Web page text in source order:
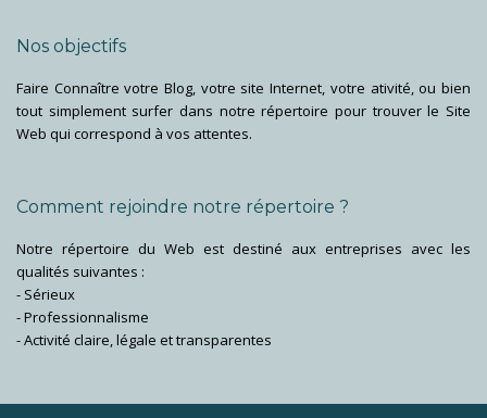
Nos objectifs
Faire Connaître votre Blog, votre site Internet, votre ativité, ou bien
tout simplement surfer dans notre répertoire pour trouver le Site
Web qui correspond à vos attentes.
Comment rejoindre notre répertoire ?
Notre répertoire du Web est destiné aux entreprises avec les
qualités suivantes :
- Sérieux
- Professionnalisme
- Activité claire, légale et transparentes